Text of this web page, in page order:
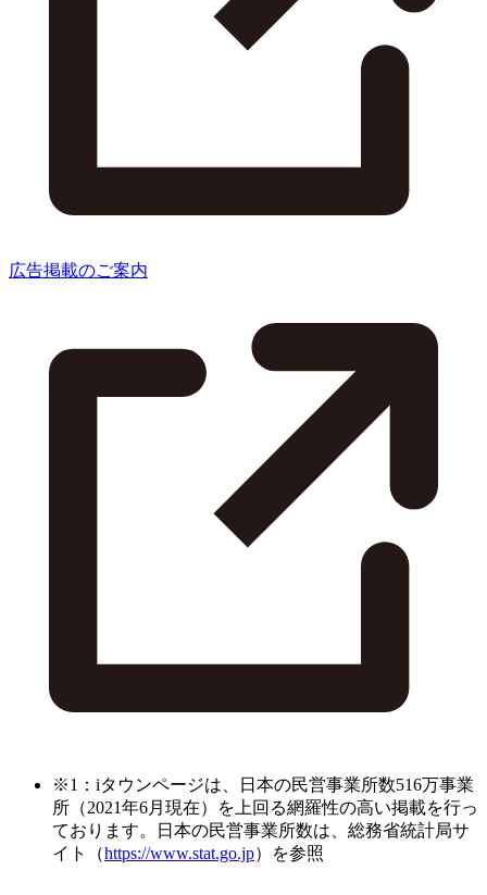
広告掲載のご案内
※1：iタウンページは、日本の民営事業所数516万事業
所（2021年6月現在）を上回る網羅性の高い掲載を行っ
ております。日本の民営事業所数は、総務省統計局サ
イト（https://www.stat.go.jp）を参照